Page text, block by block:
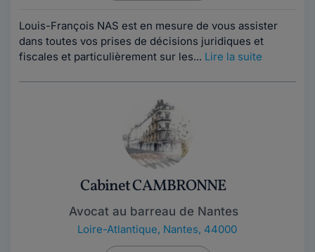
Louis-François NAS est en mesure de vous assister
dans toutes vos prises de décisions juridiques et
fiscales et particulièrement sur les... Lire la suite
Cabinet CAMBRONNE
Avocat au barreau de Nantes
Loire-Atlantique, Nantes, 44000